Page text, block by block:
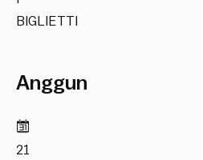
BIGLIETTI
Anggun
21